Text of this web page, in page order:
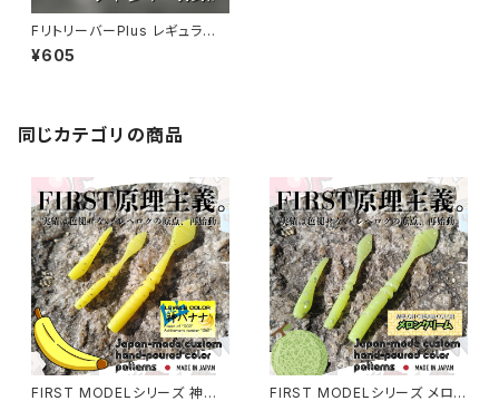
FリトリーバーPlus レギュラー
カラー各色
¥605
同じカテゴリの商品
FIRST MODELシリーズ 神バ FIRST MODELシリーズ メロン